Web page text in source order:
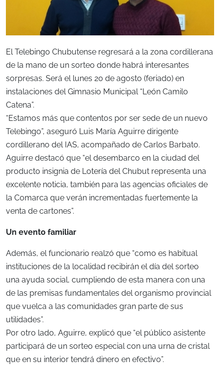
El Telebingo Chubutense regresará a la zona cordillerana
de la mano de un sorteo donde habrá interesantes
sorpresas. Será el lunes 20 de agosto (feriado) en
instalaciones del Gimnasio Municipal “León Camilo
Catena”.
“Estamos más que contentos por ser sede de un nuevo
Telebingo”, aseguró Luis María Aguirre dirigente
cordillerano del IAS, acompañado de Carlos Barbato.
Aguirre destacó que “el desembarco en la ciudad del
producto insignia de Lotería del Chubut representa una
excelente noticia, también para las agencias oficiales de
la Comarca que verán incrementadas fuertemente la
venta de cartones”.
Un evento familiar
Además, el funcionario realzó que “como es habitual
instituciones de la localidad recibirán el día del sorteo
una ayuda social, cumpliendo de esta manera con una
de las premisas fundamentales del organismo provincial
que vuelca a las comunidades gran parte de sus
utilidades”.
Por otro lado, Aguirre, explicó que “el público asistente
participará de un sorteo especial con una urna de cristal
que en su interior tendrá dinero en efectivo”.